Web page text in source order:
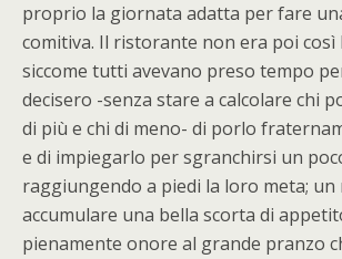
proprio la giornata adatta per fare
comitiva. Il ristorante non era poi così
siccome tutti avevano preso tempo
decisero -senza stare a calcolare chi
di più e chi di meno- di porlo
e di impiegarlo per sgranchirsi un
raggiungendo a piedi la loro meta; un
accumulare una bella scorta di
pienamente onore al grande pranzo